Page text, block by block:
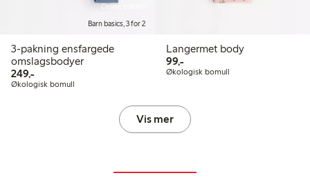
Online edition
Barn basics, 3 for 2
3-pakning ensfargede
omslagsbodyer
249,-249,00 kr
Økologisk bomull
Langermet body
99,-99,00 kr
Økologisk bomull
Vis mer